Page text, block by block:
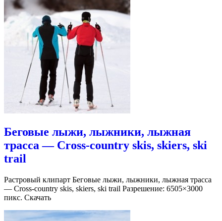
Беговые лыжи, лыжники, лыжная
трасса — Cross-country skis, skiers, ski
trail
Растровый клипарт Беговые лыжи, лыжники, лыжная трасса
— Cross-country skis, skiers, ski trail Разрешение: 6505×3000
пикс. Скачать